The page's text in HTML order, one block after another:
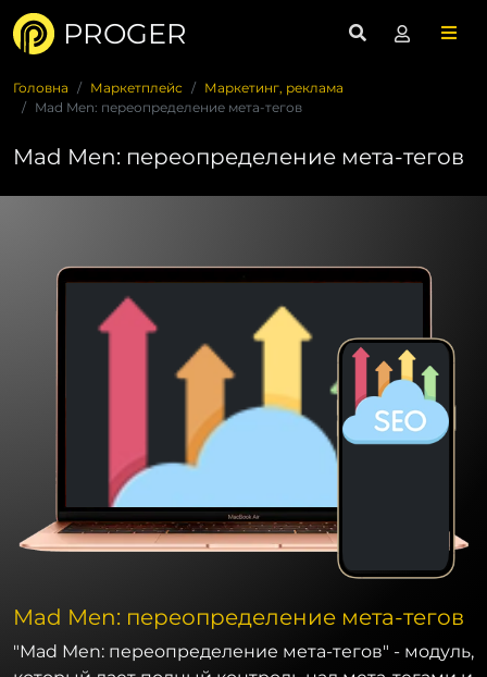
PROGER
Головна Маркетплейс
Маркетинг, реклама
Mad Men: переопределение мета-тегов
Mad Men: переопределение мета-тегов
Mad Men: переопределение мета-тегов
"Mad Men: переопределение мета-тегов" - модуль,